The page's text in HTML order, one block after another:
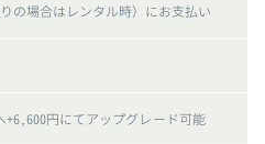
場合はレンタル時）にお支払い
円にてアップグレード可能